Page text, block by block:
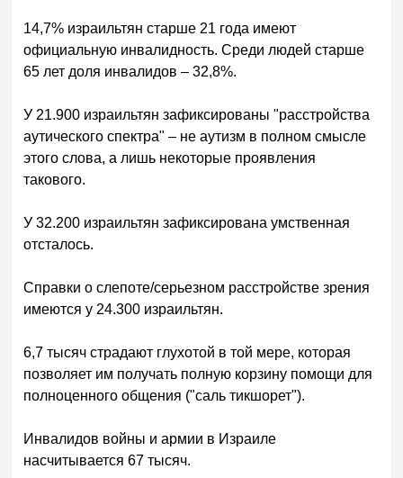
14,7% израильтян старше 21 года имеют
официальную инвалидность. Среди людей старше
65 лет доля инвалидов – 32,8%.
У 21.900 израильтян зафиксированы "расстройства
аутического спектра" – не аутизм в полном смысле
этого слова, а лишь некоторые проявления
такового.
У 32.200 израильтян зафиксирована умственная
отсталось.
Справки о слепоте/серьезном расстройстве зрения
имеются у 24.300 израильтян.
6,7 тысяч страдают глухотой в той мере, которая
позволяет им получать полную корзину помощи для
полноценного общения ("саль тикшорет").
Инвалидов войны и армии в Израиле
насчитывается 67 тысяч.